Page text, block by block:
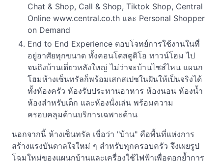
Chat & Shop, Call & Shop, Tiktok Shop, Central
Online www.central.co.th และ Personal Shopper
on Demand
End to End Experience ตอบโจทย์การใช้งานในที่
อยู่อาศัยทุกขนาด ทั้งคอนโดสตูดิโอ ทาวน์โฮม ไป
จนถึงบ้านเดี่ยวหลังใหญ่ ไม่ว่าจะบ้านไซส์ไหน แผนก
โฮมห้างเซ็นทรัลก็พร้อมเสกสเปซในฝันให้เป็นจริงได้
ทั้งห้องครัว ห้องรับประทานอาหาร ห้องนอน ห้องน้ำ
ห้องสำหรับเด็ก และห้องนั่งเล่น พร้อมความ
ครอบคลุมด้านบริการเฉพาะด้าน
นอกจากนี้ ห้างเซ็นทรัล เชื่อว่า "บ้าน" คือพื้นที่แห่งการ
สร้างแรงบันดาลใจใหม่ ๆ สำหรับทุกครอบครัว จึงเผยรูป
โฉมใหม่ของแผนกบ้านและเครื่องใช้ไฟฟ้าเพื่อตอกย้ำการ